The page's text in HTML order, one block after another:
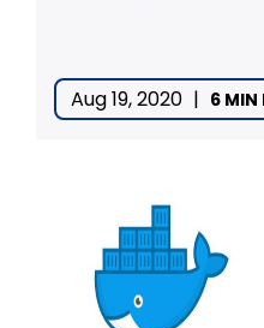
Aug 19, 2020 | 6 MIN